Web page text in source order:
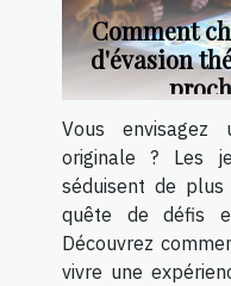
Comment
d'évasion
Vous
originale ? Les
séduisent de
quête de défis et
Découvrez
vivre une